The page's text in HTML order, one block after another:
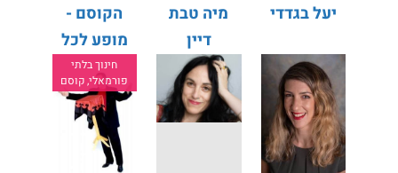
יעל בגדדי
מיה טבת
דיין
הקוסם -
מופע לכל
המשפחה
חינוך בלתי
פורמאלי, קוסם